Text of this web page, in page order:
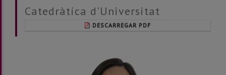
Catedràtica d'Universitat
DESCARREGAR PDF